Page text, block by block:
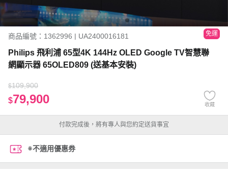
商品編號：1362996 | UA2400016181 免運
Philips 飛利浦 65型4K 144Hz OLED Google TV智慧聯
網顯示器 65OLED809 (送基本安裝)
$109,900
$79,900 收藏
付款完成後，將有專人與您約定送貨事宜
※不適用優惠券